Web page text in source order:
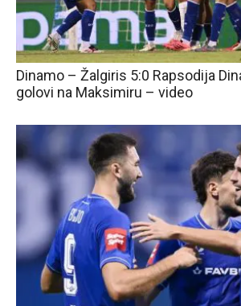
Dinamo – Žalgiris 5:0 Rapsodija
golovi na Maksimiru – video